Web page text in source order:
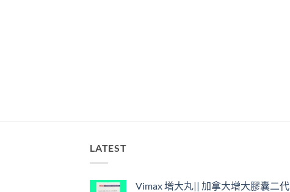
LATEST
Vimax 增大丸|| 加拿大增大膠囊二代